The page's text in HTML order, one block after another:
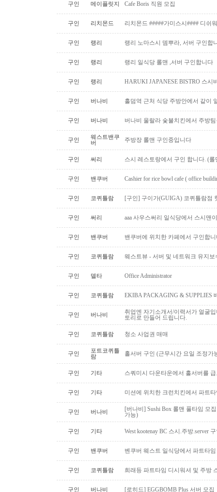
구인 메이플릿지 Cafe Boris 직원 모집
구인 리치몬드 리치몬드 #####가미스시#### 디쉬
구인 랭리 랭리 노마스시 뎀뿌라, 서버 구인합
구인 랭리 랭리 일식당 롤맨 ,서버 구인합니다
구인 랭리 HARUKI JAPANESE BISTRO 스시
구인 버나비 홀덤역 근처 식당 주방안에서 같이
구인 버나비 버나비 울랄라 숯불치킨에서 주방
구인
웨스트밴쿠
버
주방장 롤맨 구인중입니다
구인 써리 스시 레스토랑에서 구인 합니다. (롤
구인 밴쿠버 Cashier for rice bowl cafe ( office
구인 코퀴틀람 [구인] 구이가(GUIGA) 코퀴틀람점
구인 써리 aaa 사우스써리 일식당에서 스시맨
구인 밴쿠버 밴쿠버에 위치한 카페에서 구인합
구인 코퀴틀람 웨스트뷰 - 서버 및 네트워크 유지보
구인 델타 Office Administrator
구인 코퀴틀람 EKIBA PACKAGING & SUPPLIES
구인 버나비
취업엔 자기소개서/이력서가 얼굴
토리로 만들어 드립니다.
구인 코퀴틀람 청소 사업권 매매
구인
포트코퀴틀
람
홀서버 구인 (근무시간 요일 조정가
구인 기타 스쿼미시 다운타운에서 홀서버를
구인 기타 미션에 위치한 크런치킨에서 파트
구인 버나비
[버나비] Sushi Box 롤맨 풀타임 모
가능)
구인 기타 West kootenay BC 스시.주방.server
구인 밴쿠버 벤쿠버 웨스트 일식당에서 파트타
구인 코퀴틀람 희래등 파트타임 디시워셔 및 주방
구인 버나비 [로히드] EGGBOMB Plus 서버 모집